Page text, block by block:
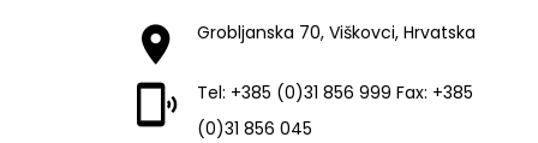
Grobljanska 70, Viškovci, Hrvatska
Tel: +385 (0)31 856 999 Fax: +385
(0)31 856 045